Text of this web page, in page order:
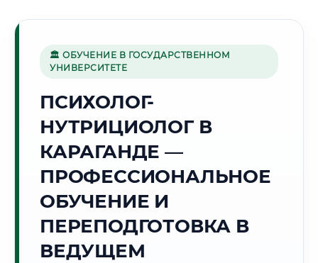
⛏️
Г. КАРАГАНДА
Точное местное время:
13:24:07
2026 г.
Погода в г. Караганда: ☀️ +24°C,Ясно
🌅 Восход: 04:47
🏛 ОБУЧЕНИЕ В ГОСУДАРСТВЕННОМ
УНИВЕРСИТЕТЕ
ПСИХОЛОГ-
НУТРИЦИОЛОГ В
КАРАГАНДЕ —
ПРОФЕССИОНАЛЬНОЕ
ОБУЧЕНИЕ И
ПЕРЕПОДГОТОВКА В
ВЕДУЩЕМ